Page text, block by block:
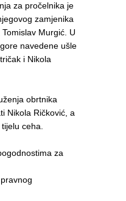
za pročelnika je
zamjenika
Murgić. U
navedene ušle
i Nikola
obrtnika
Nikola Ričković, a
ceha.
za